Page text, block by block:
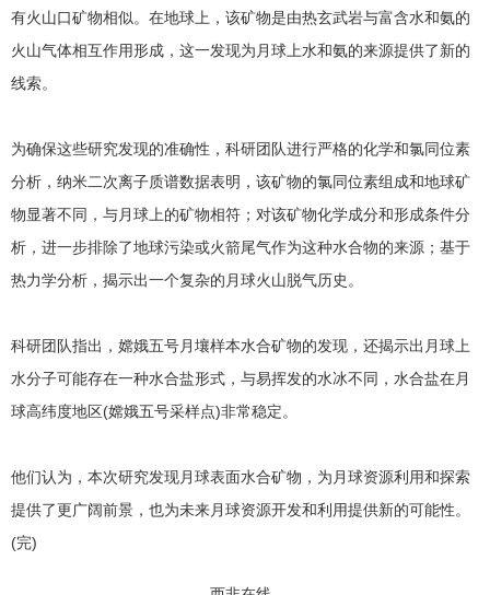
有火山口矿物相似。在地球上，该矿物是由热玄武岩与富含水和氨的
火山气体相互作用形成，这一发现为月球上水和氨的来源提供了新的
线索。
为确保这些研究发现的准确性，科研团队进行严格的化学和氯同位素
分析，纳米二次离子质谱数据表明，该矿物的氯同位素组成和地球矿
物显著不同，与月球上的矿物相符；对该矿物化学成分和形成条件分
析，进一步排除了地球污染或火箭尾气作为这种水合物的来源；基于
热力学分析，揭示出一个复杂的月球火山脱气历史。
科研团队指出，嫦娥五号月壤样本水合矿物的发现，还揭示出月球上
水分子可能存在一种水合盐形式，与易挥发的水冰不同，水合盐在月
球高纬度地区(嫦娥五号采样点)非常稳定。
他们认为，本次研究发现月球表面水合矿物，为月球资源利用和探索
提供了更广阔前景，也为未来月球资源开发和利用提供新的可能性。
(完)